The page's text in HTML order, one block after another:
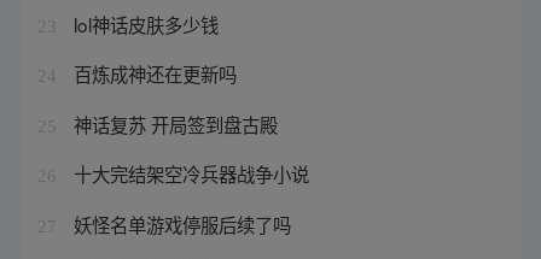
23 lol神话皮肤多少钱
24 百炼成神还在更新吗
25 神话复苏 开局签到盘古殿
26 十大完结架空冷兵器战争小说
27 妖怪名单游戏停服后续了吗